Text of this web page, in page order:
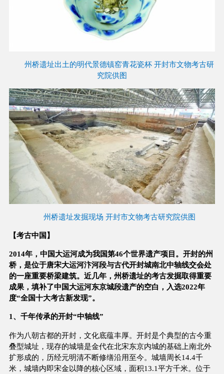
州桥遗址出土的明代景德镇窑青花瓷杯 开封市文物考古研
究院供图
州桥遗址发掘现场 开封市文物考古研究院供图
【考古中国】
2014年，中国大运河成为我国第46个世界遗产项目。开封的州
桥，是位于唐宋大运河汴河段与古代开封城南北中轴线交会处
的一座重要桥梁建筑。近几年，州桥遗址的考古发掘取得重要
成果，填补了中国大运河东京城段遗产的空白，入选2022年
度“全国十大考古新发现”。
1、千年传承的开封“中轴线”
作为八朝古都的开封，文化底蕴丰厚。开封是个典型的古今重
叠型城址，现存的城墙是金代在北宋东京内城的基础上南北外
扩形成的，历经元明清不断修缮沿用至今。城墙周长14.4千
米，城墙内即宋金以降的核心区域，面积13.1平方千米。位于